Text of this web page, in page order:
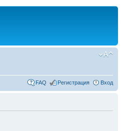
FAQ Регистрация Вход